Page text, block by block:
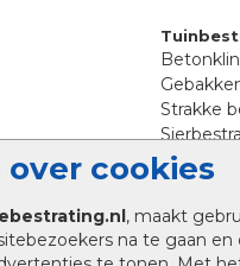
cookies
, maakt
na te gaan
Strakke